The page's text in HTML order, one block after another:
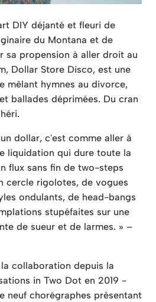
DIY déjanté et fleuri de
du Montana et de
sa propension à aller droit au
Dollar Store Disco, est une
mêlant hymnes au divorce,
ballades déprimées. Du cran
dollar, c'est comme aller à
liquidation qui dure toute la
flux sans fin de two-steps
cercle rigolotes, de vogues
ondulants, de head-bangs
stupéfaites sur une
de sueur et de larmes. » –
collaboration depuis la
in Two Dot en 2019 -
neuf chorégraphes présentant